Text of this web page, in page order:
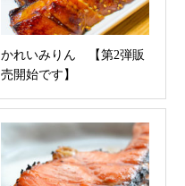
かれいみりん 【第2弾販
売開始です】